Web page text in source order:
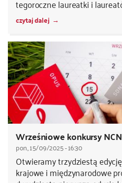
tegoroczne laureatki i
czytaj dalej
Wrześniowe konkursy
pon., 15/09/2025 - 16:30
Otwieramy trzydziestą
krajowe i międzynarodowe